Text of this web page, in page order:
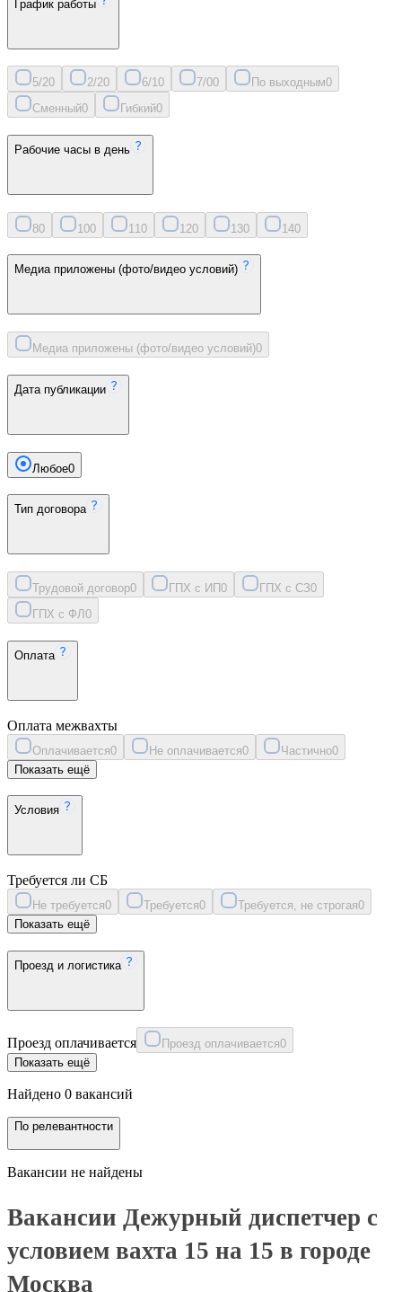
График работы
5/20 2/20 6/10 7/00 По выходным0
Сменный0 Гибкий0
Рабочие часы в день
80 100 11 0 120 130 140
Медиа приложены (фото/видео условий)
Медиа приложены (фото/видео условий)0
Дата публикации
Любое0
Тип договора
Трудовой договор0 ГПХ с ИП0 ГПХ с СЗ0
ГПХ с ФЛ 0
Оплата
Оплата межвахты
Оплачивается0 Не оплачивается0 Частично0
Показать ещё
Условия
Требуется ли СБ
Не требуется0 Требуется0 Требуется, не строгая0
Показать ещё
Проезд и логистика
Проезд оплачивается Проезд оплачивается0
Показать ещё
Найдено 0 вакансий
По релевантности
Вакансии не найдены
Вакансии Дежурный диспетчер с
условием вахта 15 на 15 в городе
Москва